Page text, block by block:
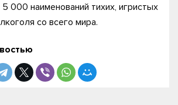
000 наименований тихих, игристых
со всего мира.